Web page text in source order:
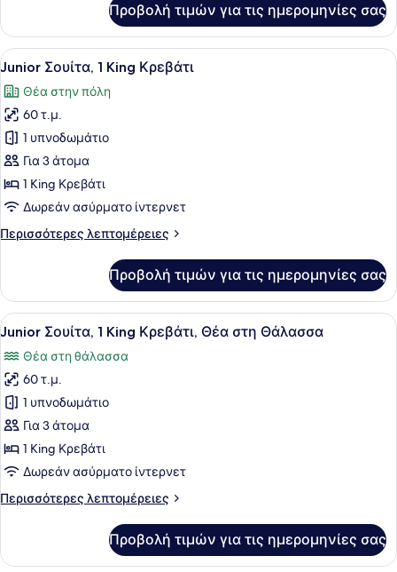
Room
Or
Twin
Room
Προβολή τιμών για τις ημερομηνίες σας
Προβολή
όλων
των
φωτογραφιών
για
Junior
Σουίτα,
1
Κρεβάτι
Ένα δωμάτιο ξενοδοχείου με ένα
11
Junior Σουίτα, 1 King Κρεβάτι
Θέα στην πόλη
60 τ.μ.
1 υπνοδωμάτιο
Για 3 άτομα
1 King Κρεβάτι
Δωρεάν ασύρματο ίντερνετ
Περισσότερες λεπτομέρειες
Περισσότερες
Σουίτα,
King
Προβολή τιμών για τις ημερομηνίες σας
Προβολή
όλων
των
φωτογραφιών
για
Junior
Σουίτα,
1
Κρεβάτι,
Θάλασσα
Ένα δωμάτιο ξενοδοχείου με ένα
8
Junior Σουίτα, 1 King Κρεβάτι, Θέα στη Θάλασσα
Θέα στη θάλασσα
60 τ.μ.
1 υπνοδωμάτιο
Για 3 άτομα
1 King Κρεβάτι
Δωρεάν ασύρματο ίντερνετ
Περισσότερες λεπτομέρειες
Περισσότερες
Σουίτα,
Προβολή τιμών για τις ημερομηνίες σας